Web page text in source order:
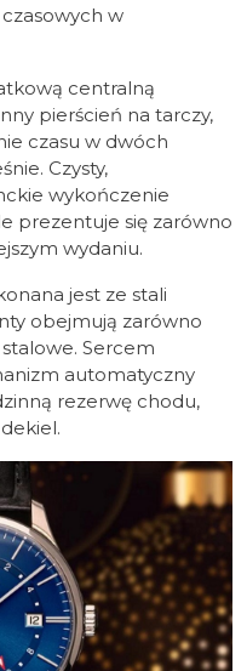
w
centralną
pierścień na tarczy,
czasu w dwóch
Czysty,
wykończenie
prezentuje się zarówno
wydaniu.
jest ze stali
obejmują zarówno
Sercem
automatyczny
rezerwę chodu,